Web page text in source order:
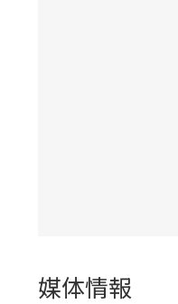
媒体情報